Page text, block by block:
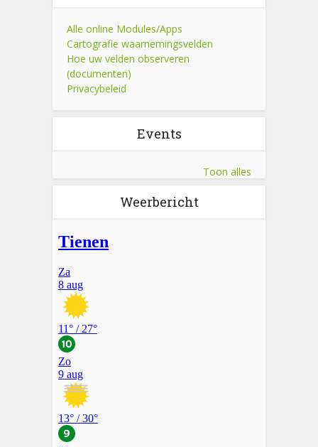
Alle online Modules/Apps
Cartografie waarnemingsvelden
Hoe uw velden observeren
(documenten)
Privacybeleid
Events
Toon alles
Weerbericht